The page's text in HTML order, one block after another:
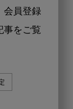
会員登録
事をご覧